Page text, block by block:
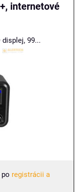
internetové
displej, 99...
registrácii a